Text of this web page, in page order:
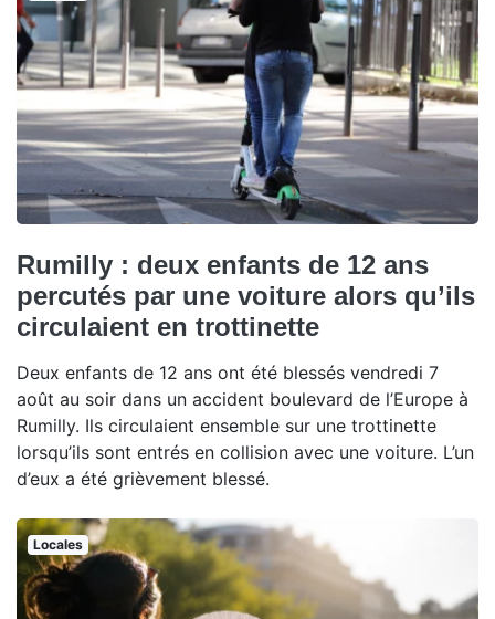
Rumilly : deux enfants de 12 ans
percutés par une voiture alors qu’ils
circulaient en trottinette
Deux enfants de 12 ans ont été blessés vendredi 7
août au soir dans un accident boulevard de l’Europe à
Rumilly. Ils circulaient ensemble sur une trottinette
lorsqu’ils sont entrés en collision avec une voiture. L’un
d’eux a été grièvement blessé.
Locales